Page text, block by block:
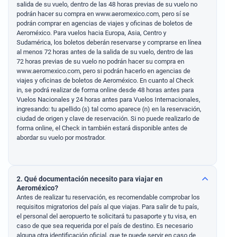
salida de su vuelo, dentro de las 48 horas previas de su vuelo no
podrán hacer su compra en www.aeromexico.com, pero sí se
podrán comprar en agencias de viajes y oficinas de boletos de
Aeroméxico. Para vuelos hacia Europa, Asia, Centro y
Sudamérica, los boletos deberán reservarse y comprarse en línea
al menos 72 horas antes de la salida de su vuelo, dentro de las
72 horas previas de su vuelo no podrán hacer su compra en
www.aeromexico.com, pero si podrán hacerlo en agencias de
viajes y oficinas de boletos de Aeroméxico. En cuanto al Check
in, se podrá realizar de forma online desde 48 horas antes para
Vuelos Nacionales y 24 horas antes para Vuelos Internacionales,
ingresando: tu apellido (s) tal como aparece (n) en la reservación,
ciudad de origen y clave de reservación. Si no puede realizarlo de
forma online, el Check in también estará disponible antes de
abordar su vuelo por mostrador.
2. Qué documentación necesito para viajar en
Aeroméxico?
Antes de realizar tu reservación, es recomendable comprobar los
requisitos migratorios del país al que viajas. Para salir de tu país,
el personal del aeropuerto te solicitará tu pasaporte y tu visa, en
caso de que sea requerida por el país de destino. Es necesario
alguna otra identificación oficial, que te puede servir en caso de